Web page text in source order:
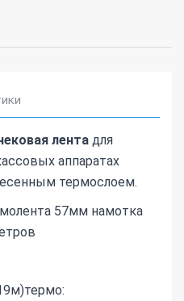
лента для
аппаратах
термослоем.